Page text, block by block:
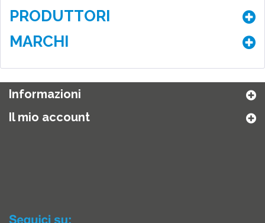
PRODUTTORI
MARCHI
Informazioni
Il mio account